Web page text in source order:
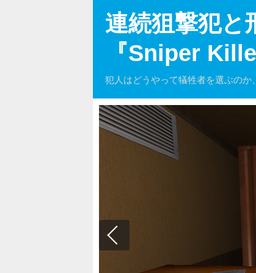
連続狙撃犯と
『Sniper
犯人はどうやって犠牲者を選ぶの